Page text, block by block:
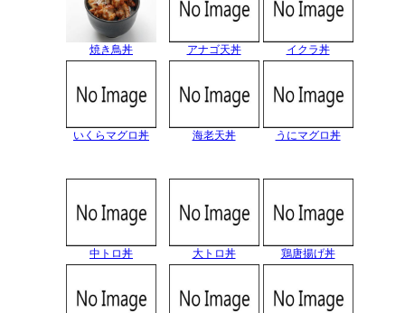
焼き鳥丼 アナゴ天丼 イクラ丼
いくらマグロ丼 海老天丼 うにマグロ丼
中トロ丼 大トロ丼 鶏唐揚げ丼